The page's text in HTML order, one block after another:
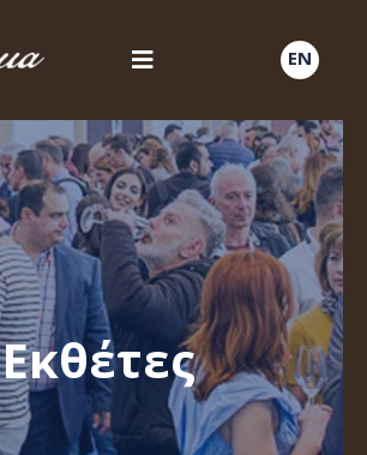
EN
Εκθέτες